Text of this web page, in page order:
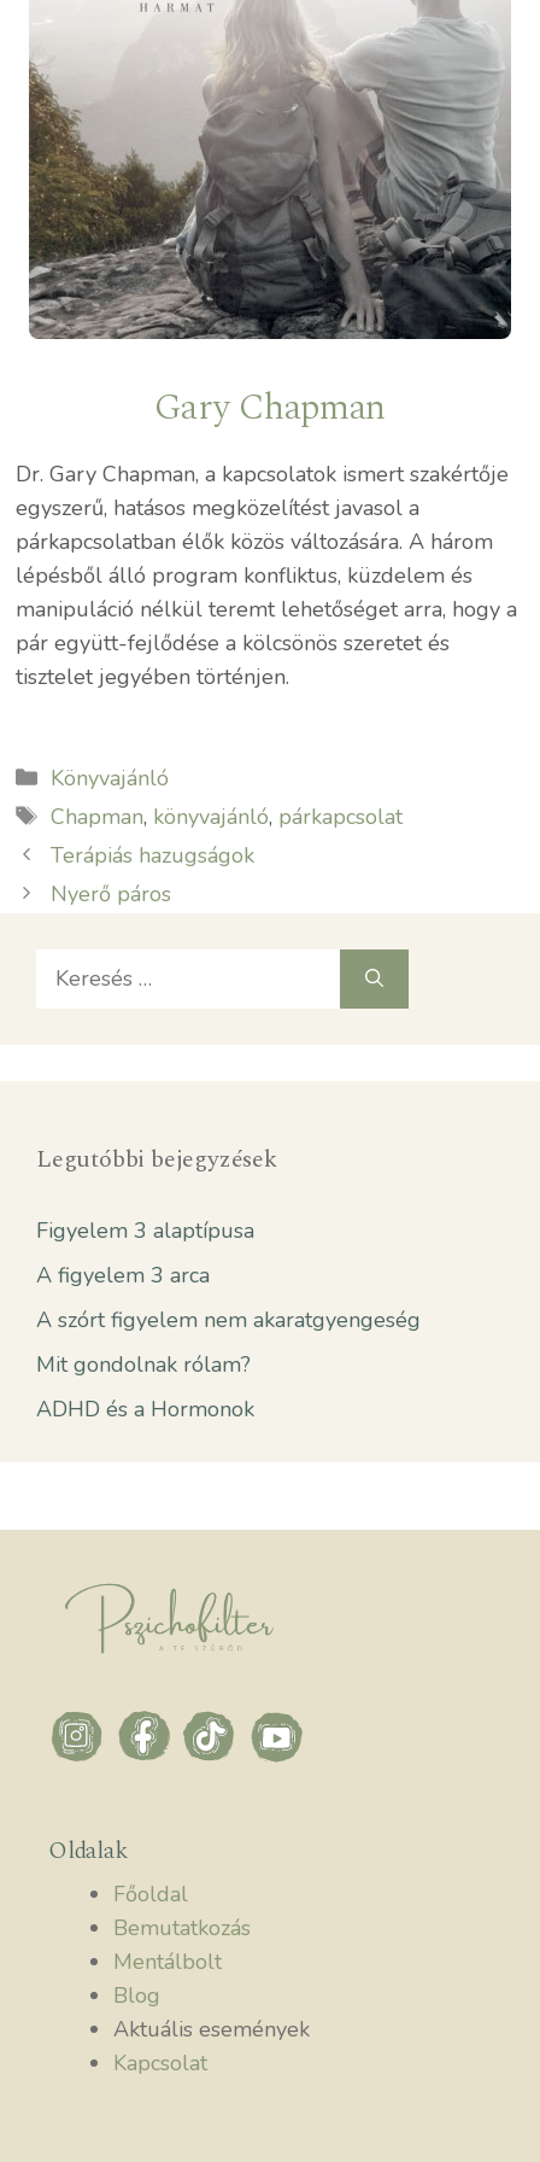
Gary Chapman
Dr. Gary Chapman, a kapcsolatok ismert szakértője
egyszerű, hatásos megközelítést javasol a
párkapcsolatban élők közös változására. A három
lépésből álló program konfliktus, küzdelem és
manipuláció nélkül teremt lehetőséget arra, hogy a
pár együtt-fejlődése a kölcsönös szeretet és
tisztelet jegyében történjen.
Kategória
Könyvajánló
Címkék
Chapman, könyvajánló, párkapcsolat
Terápiás hazugságok
Nyerő páros
Keresés:
Legutóbbi bejegyzések
Figyelem 3 alaptípusa
A figyelem 3 arca
A szórt figyelem nem akaratgyengeség
Mit gondolnak rólam?
ADHD és a Hormonok
Oldalak
Főoldal
Bemutatkozás
Mentálbolt
Blog
Aktuális események
Kapcsolat